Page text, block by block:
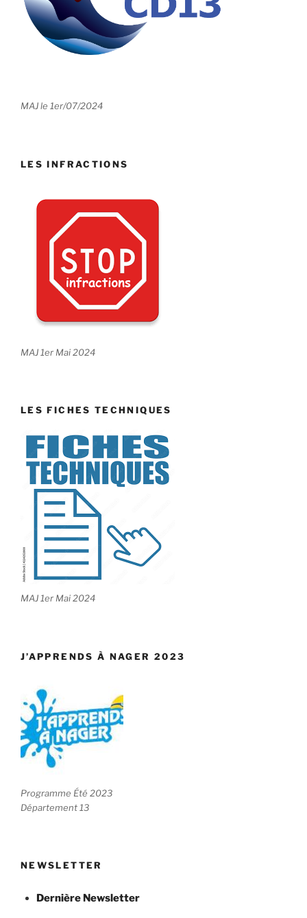
MAJ le 1er/07/2024
LES INFRACTIONS
MAJ 1er Mai 2024
LES FICHES TECHNIQUES
MAJ 1er Mai 2024
J’APPRENDS À NAGER 2023
Programme Été 2023
Département 13
NEWSLETTER
Dernière Newsletter